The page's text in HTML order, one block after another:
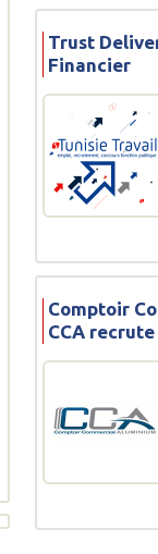
Trust
Financier
Comptoir
CCA